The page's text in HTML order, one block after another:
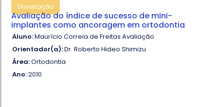
Dissertação
Avaliação do índice de sucesso de mini-
implantes como ancoragem em ortodontia
Aluno:Maurício Correia de Freitas Avaliação
Orientador(a):Dr. Roberto Hideo Shimizu
Área:Ortodontia
Ano:2010